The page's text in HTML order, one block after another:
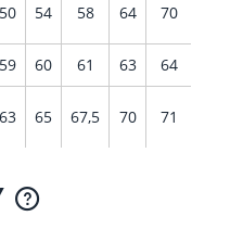
50 54 58 64 70
59 60 61 63 64
63 65 67,5 70 71
KOSZTÓW